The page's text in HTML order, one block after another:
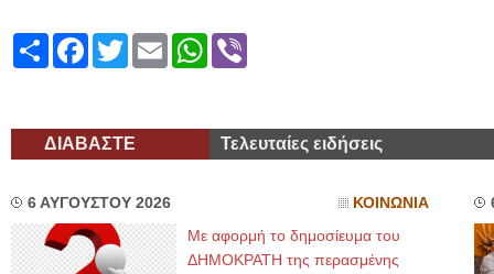
ShareFacebook
TwitterEmailWhatsApp
ΔΙΑΒΑΣΤΕ Τελευταίες ειδήσεις
6 ΑΥΓΟΥΣΤΟΥ 2026 ΚΟΙΝΩΝΙΑ
Με αφορμή το δημοσίευμα του
ΔΗΜΟΚΡΑΤΗ της περασμένης